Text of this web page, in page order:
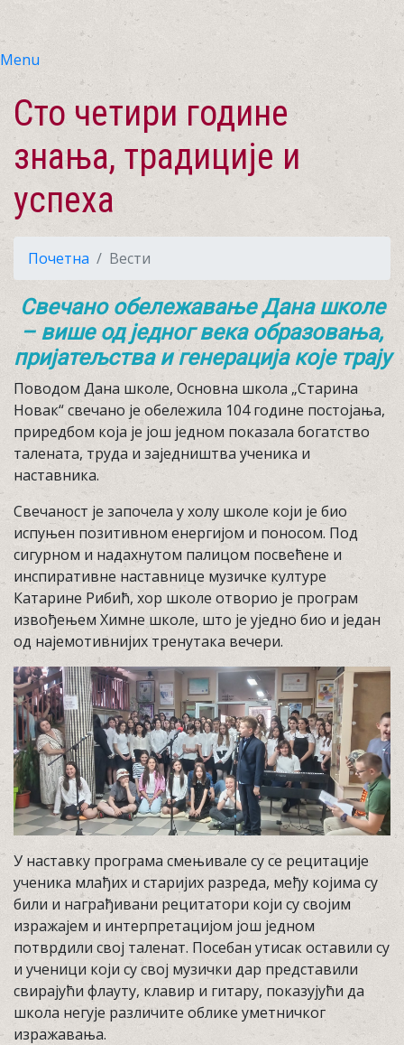
Menu
Сто четири године
знања, традиције и
успеха
Почетна Вести
Свечано обележавање Дана школе
– више од једног века образовања,
пријатељства и генерација које трају
Поводом Дана школе, Основна школа „Старина
Новак“ свечано је обележила 104 године постојања,
приредбом која је још једном показала богатство
талената, труда и заједништва ученика и
наставника.
Свечаност је започела у холу школе који је био
испуњен позитивном енергијом и поносом. Под
сигурном и надахнутом палицом посвећене и
инспиративне наставнице музичке културе
Катарине Рибић, хор школе отворио је програм
извођењем Химне школе, што је уједно био и један
од најемотивнијих тренутака вечери.
У наставку програма смењивале су се рецитације
ученика млађих и старијих разреда, међу којима су
били и награђивани рецитатори који су својим
изражајем и интерпретацијом још једном
потврдили свој таленат. Посебан утисак оставили су
и ученици који су свој музички дар представили
свирајући флауту, клавир и гитару, показујући да
школа негује различите облике уметничког
изражавања.